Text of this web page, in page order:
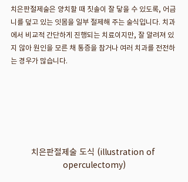
치은판절제술은 양치할 때 칫솔이 잘 닿을 수 있도록, 어금
니를 덮고 있는 잇몸을 일부 절제해 주는 술식입니다. 치과
에서 비교적 간단하게 진행되는 치료이지만, 잘 알려져 있
지 않아 원인을 모른 채 통증을 참거나 여러 치과를 전전하
는 경우가 많습니다.
치은판절제술 도식 (illustration of
operculectomy)